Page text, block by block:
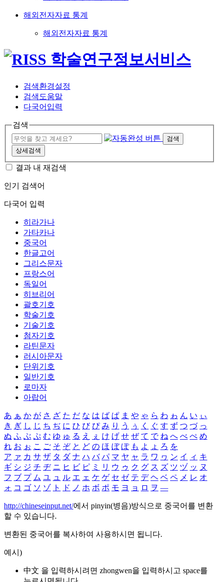
해외전자자료 통계
해외전자자료 통계
검색환경설정
검색도움말
다국어입력
검색
검색
상세검색
결과 내 재검색
인기 검색어
다국어 입력
히라가나
가타카나
중국어
한글고어
그리스문자
프랑스어
독일어
히브리어
괄호기호
학술기호
기술기호
첨자기호
라틴문자
러시아문자
단위기호
일반기호
로마자
아랍어
あ ぁ か が さ ざ た だ な は ば ぱ ま や ゃ ら わ ゎ ん い ぃ
き ぎ し じ ち ぢ に ひ び ぴ み り う ぅ く ぐ す ず つ づ っ
ぬ ふ ぶ ぷ む ゆ ゅ る え ぇ け げ せ ぜ て で ね へ べ ぺ め
れ お ぉ こ ご そ ぞ と ど の ほ ぼ ぽ も よ ょ ろ を
ア ァ カ サ ザ タ ダ ナ ハ バ パ マ ヤ ャ ラ ワ ヮ ン イ ィ キ
ギ シ ジ チ ヂ ニ ヒ ビ ピ ミ リ ウ ゥ ク グ ス ズ ツ ヅ ッ ヌ
フ ブ プ ム ユ ュ ル エ ェ ケ ゲ セ ゼ テ デ ヘ ベ ペ メ レ オ
ォ コ ゴ ソ ゾ ト ド ノ ホ ボ ポ モ ヨ ョ ロ ヲ ―
http://chineseinput.net/에서 pinyin(병음)방식으로 중국어를 변환
할 수 있습니다.
변환된 중국어를 복사하여 사용하시면 됩니다.
예시)
中文 을 입력하시려면 zhongwen을 입력하시고 space를